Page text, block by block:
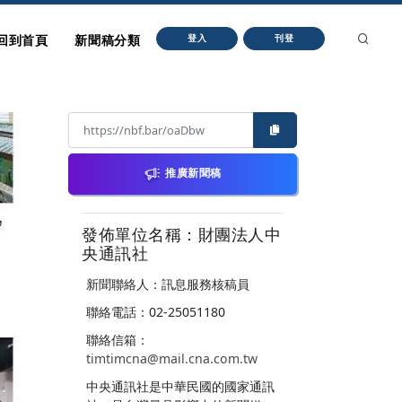
到首頁 新聞稿分類 登入 刊登
推廣新聞稿
發佈單位名稱：財團法人中
央通訊社
新聞聯絡人：訊息服務核稿員
聯絡電話：02-25051180
聯絡信箱：
timtimcna@mail.cna.com.tw
中央通訊社是中華民國的國家通訊